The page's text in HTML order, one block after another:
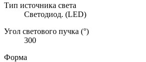
Тип источника света
Светодиод. (LED)
Угол светового пучка (°)
300
Форма